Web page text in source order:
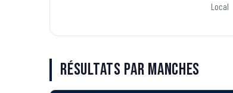
Local
Résultats par manches